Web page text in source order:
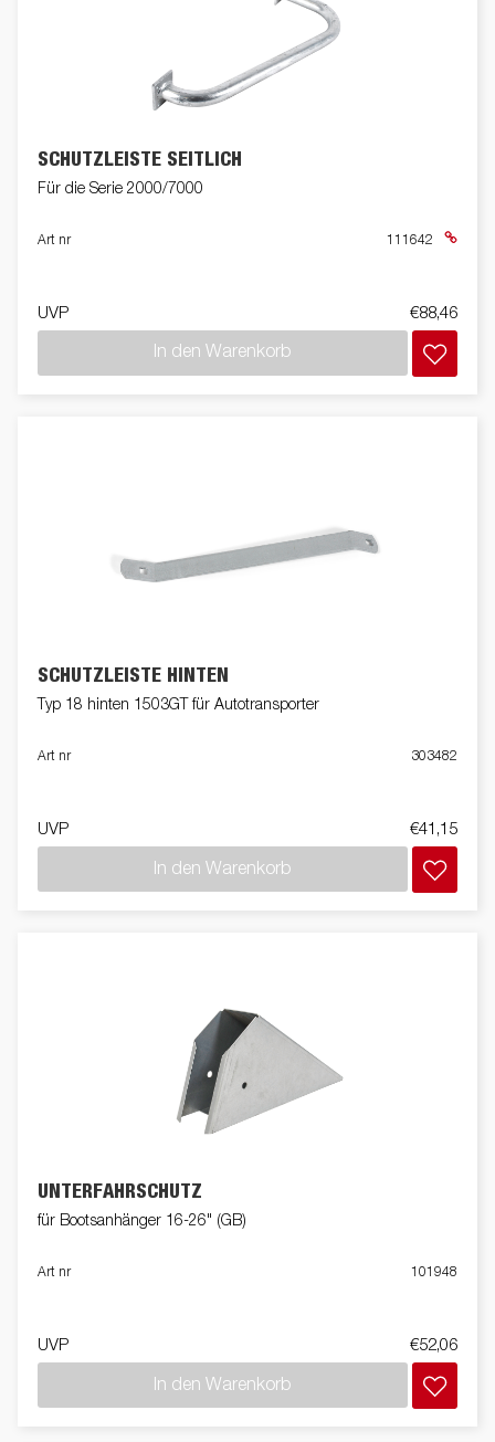
SCHUTZLEISTE SEITLICH
Für die Serie 2000/7000
Art nr 111642
UVP €88,46
In den Warenkorb
SCHUTZLEISTE HINTEN
Typ 18 hinten 1503GT für Autotransporter
Art nr 303482
UVP €41,15
In den Warenkorb
UNTERFAHRSCHUTZ
für Bootsanhänger 16-26" (GB)
Art nr 101948
UVP €52,06
In den Warenkorb